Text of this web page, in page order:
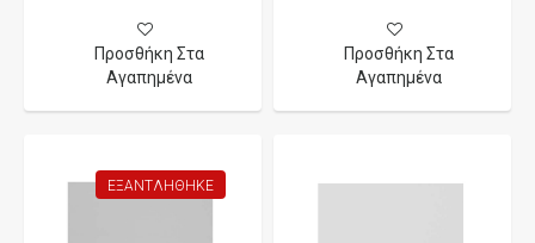
Προσθήκη Στα
Αγαπημένα
Προσθήκη Στα
Αγαπημένα
ΕΞΑΝΤΛΉΘΗΚΕ